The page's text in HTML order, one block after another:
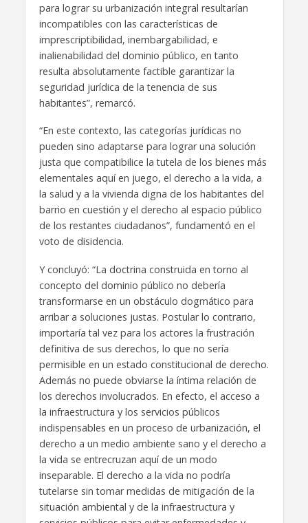
para lograr su urbanización integral resultarían
incompatibles con las características de
imprescriptibilidad, inembargabilidad, e
inalienabilidad del dominio público, en tanto
resulta absolutamente factible garantizar la
seguridad jurídica de la tenencia de sus
habitantes”, remarcó.
“En este contexto, las categorías jurídicas no
pueden sino adaptarse para lograr una solución
justa que compatibilice la tutela de los bienes más
elementales aquí en juego, el derecho a la vida, a
la salud y a la vivienda digna de los habitantes del
barrio en cuestión y el derecho al espacio público
de los restantes ciudadanos”, fundamentó en el
voto de disidencia.
Y concluyó: “La doctrina construida en torno al
concepto del dominio público no debería
transformarse en un obstáculo dogmático para
arribar a soluciones justas. Postular lo contrario,
importaría tal vez para los actores la frustración
definitiva de sus derechos, lo que no sería
permisible en un estado constitucional de derecho.
Además no puede obviarse la íntima relación de
los derechos involucrados. En efecto, el acceso a
la infraestructura y los servicios públicos
indispensables en un proceso de urbanización, el
derecho a un medio ambiente sano y el derecho a
la vida se entrecruzan aquí de un modo
inseparable. El derecho a la vida no podría
tutelarse sin tomar medidas de mitigación de la
situación ambiental y de la infraestructura y